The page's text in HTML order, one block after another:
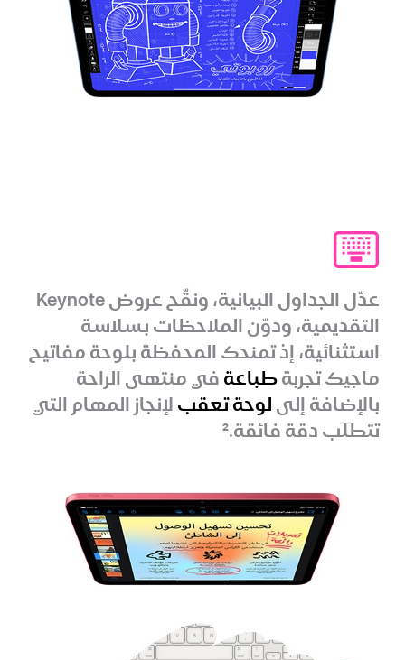
عدّل الجداول البيانية، ونقّح عروض Keynote
التقديمية، ودوّن الملاحظات بسلاسة
استثنائية، إذ تمنحك المحفظة بلوحة مفاتيح
ماجيك تجربة طباعة في منتهى الراحة
بالإضافة إلى لوحة تعقب لإنجاز المهام التي
تتطلب دقة فائقة.2